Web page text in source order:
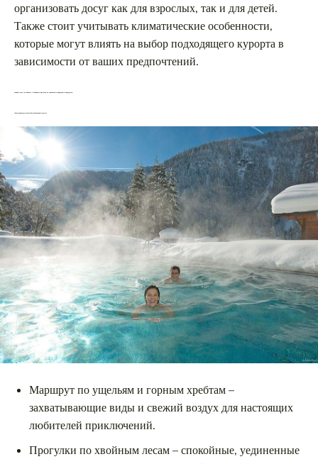
организовать досуг как для взрослых, так и для детей.
Также стоит учитывать климатические особенности,
которые могут влиять на выбор подходящего курорта в
зависимости от ваших предпочтений.
Зимний отдых на Кавказе в МинВодах: прогулки по живописным природным маршрутам
Лучшие маршруты для любителей активного отдыха
Маршрут по ущельям и горным хребтам –
захватывающие виды и свежий воздух для настоящих
любителей приключений.
Прогулки по хвойным лесам – спокойные, уединенные